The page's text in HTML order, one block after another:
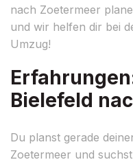
nach Zoetermeer
und wir helfen dir bei
Umzug!
Bielefeld
Du planst gerade
Zoetermeer und